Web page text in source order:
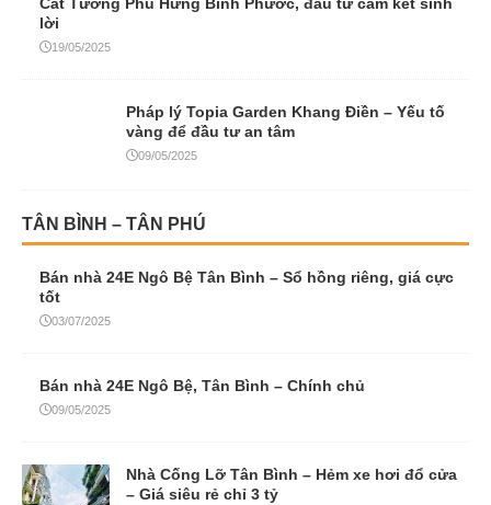
Cát Tường Phú Hưng Bình Phước, đầu tư cam kết sinh
lời
19/05/2025
Pháp lý Topia Garden Khang Điền – Yếu tố
vàng để đầu tư an tâm
09/05/2025
TÂN BÌNH – TÂN PHÚ
Bán nhà 24E Ngô Bệ Tân Bình – Sổ hồng riêng, giá cực
tốt
03/07/2025
Bán nhà 24E Ngô Bệ, Tân Bình – Chính chủ
09/05/2025
Nhà Cống Lỡ Tân Bình – Hẻm xe hơi đổ cửa
– Giá siêu rẻ chỉ 3 tỷ